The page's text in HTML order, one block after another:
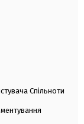
Спільноти